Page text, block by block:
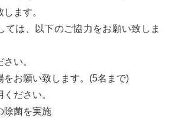
ます。
ては、以下のご協力をお願い致しま
い。
をお願い致します。(5名まで)
ださい。
除菌を実施